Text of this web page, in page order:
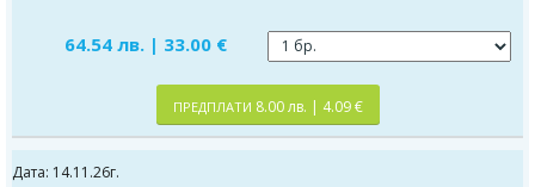
64.54 лв. | 33.00 €
ПРЕДПЛАТИ 8.00 лв. | 4.09 €
Дата: 14.11.26г.